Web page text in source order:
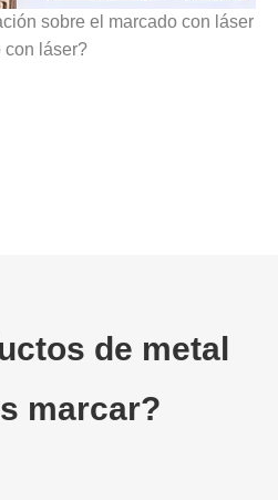
sobre el marcado con láser
con láser?
de metal
marcar?